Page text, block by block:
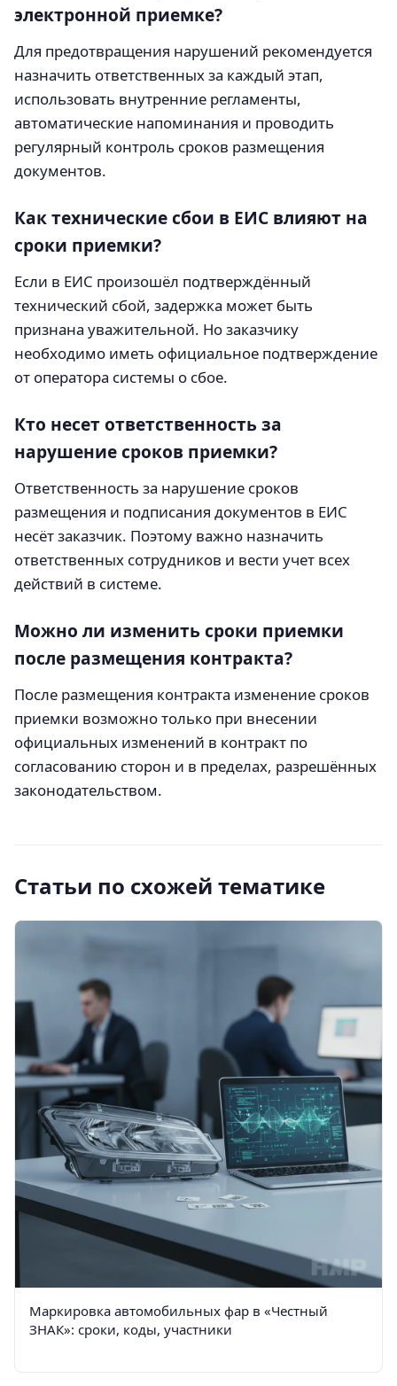
электронной приемке?
Для предотвращения нарушений рекомендуется
назначить ответственных за каждый этап,
использовать внутренние регламенты,
автоматические напоминания и проводить
регулярный контроль сроков размещения
документов.
Как технические сбои в ЕИС влияют на
сроки приемки?
Если в ЕИС произошёл подтверждённый
технический сбой, задержка может быть
признана уважительной. Но заказчику
необходимо иметь официальное подтверждение
от оператора системы о сбое.
Кто несет ответственность за
нарушение сроков приемки?
Ответственность за нарушение сроков
размещения и подписания документов в ЕИС
несёт заказчик. Поэтому важно назначить
ответственных сотрудников и вести учет всех
действий в системе.
Можно ли изменить сроки приемки
после размещения контракта?
После размещения контракта изменение сроков
приемки возможно только при внесении
официальных изменений в контракт по
согласованию сторон и в пределах, разрешённых
законодательством.
Статьи по схожей тематике
Маркировка автомобильных фар в «Честный
ЗНАК»: сроки, коды, участники